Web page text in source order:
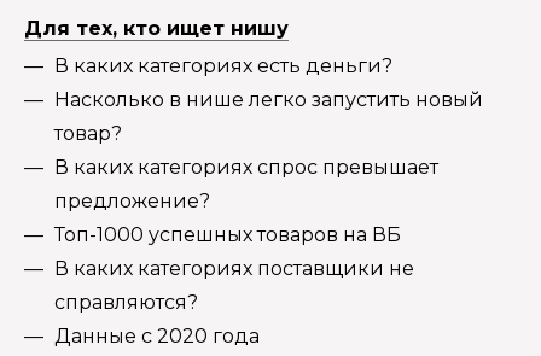
Для тех, кто ищет нишу
В каких категориях есть деньги?
Насколько в нише легко запустить новый
товар?
В каких категориях спрос превышает
предложение?
Топ-1000 успешных товаров на ВБ
В каких категориях поставщики не
справляются?
Данные с 2020 года